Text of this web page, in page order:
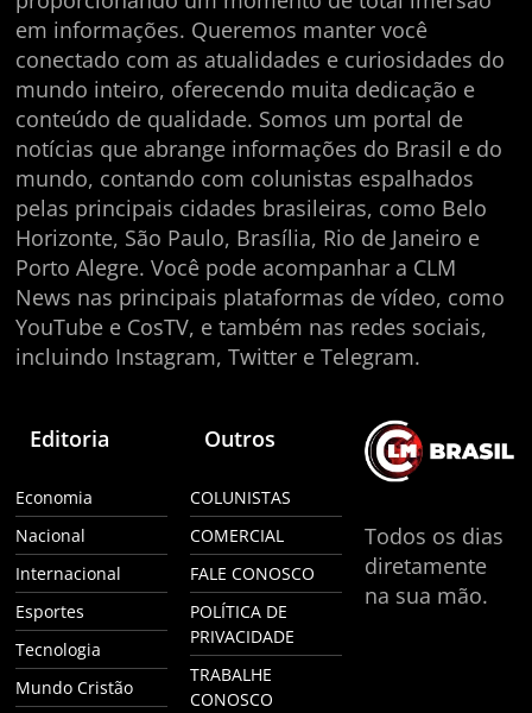
em informações. Queremos manter você
conectado com as atualidades e curiosidades do
mundo inteiro, oferecendo muita dedicação e
conteúdo de qualidade. Somos um portal de
notícias que abrange informações do Brasil e do
mundo, contando com colunistas espalhados
pelas principais cidades brasileiras, como Belo
Horizonte, São Paulo, Brasília, Rio de Janeiro e
Porto Alegre. Você pode acompanhar a CLM
News nas principais plataformas de vídeo, como
YouTube e CosTV, e também nas redes sociais,
incluindo Instagram, Twitter e Telegram.
Editoria
Economia
Nacional
Internacional
Esportes
Tecnologia
Mundo Cristão
Outros
COLUNISTAS
COMERCIAL
FALE CONOSCO
POLÍTICA DE
PRIVACIDADE
TRABALHE
CONOSCO
Todos os dias
diretamente
na sua mão.